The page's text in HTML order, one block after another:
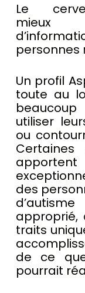
Le
personnes
Un profil
toute au
utiliser
ou
des
approprié,
traits
de ce
pourrait